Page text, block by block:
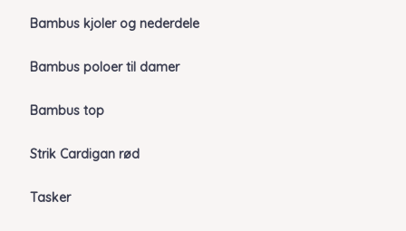
Bambus kjoler og nederdele
Bambus poloer til damer
Bambus top
Strik Cardigan rød
Tasker